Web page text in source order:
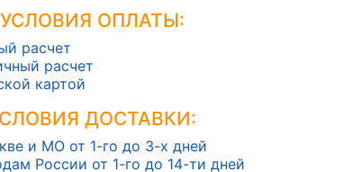
УСЛОВИЯ ОПЛАТЫ:
расчет
расчет
картой
ДОСТАВКИ:
и МО от 1-го до 3-х дней
России от 1-го до 14-ти дней